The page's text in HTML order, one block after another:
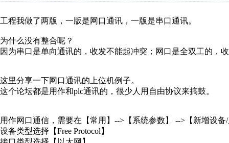
工程我做了两版，一版是网口通讯，一版是串口通讯。
为什么没有整合呢？
因为串口是单向通讯的，收发不能起冲突；网口是全双工的，
这里分享一下网口通讯的上位机例子。
这个论坛都是用作和plc通讯的，很少人用自由协议来搞鼓。
用作网口通信，需要在【常用】-->【系统参数】 -->【新增设备
设备类型选择【Free Protocol】